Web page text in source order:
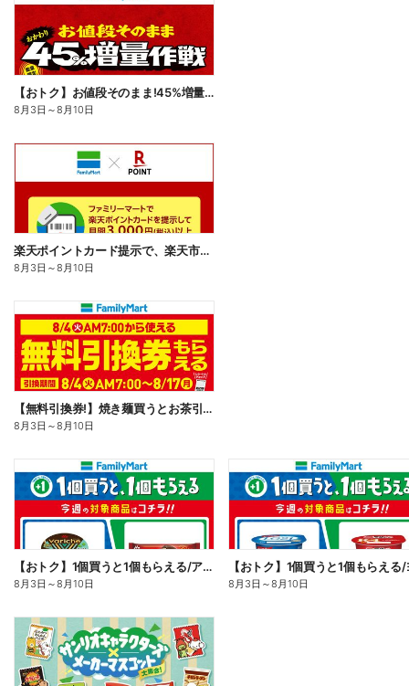
【おトク】お値段そのまま!45%増量作戦!
8月3日 ～8月10日
楽天ポイントカード提示で、楽天市場でのお買い物がおトクに!
8月3日 ～8月10日
【無料引換券!】焼き麺買うとお茶引換券貰える!
8月3日 ～8月10日
【おトク】1個買うと1個もらえる/アイス
8月3日 ～8月10日 8月3日 ～8月10日